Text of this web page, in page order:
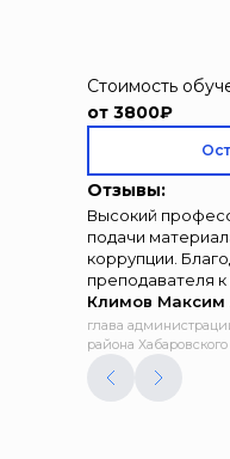
Стоимость
от 3800₽
Отзывы:
Высокий
подачи
коррупции.
преподавателя к
Климов Максим
глава
района